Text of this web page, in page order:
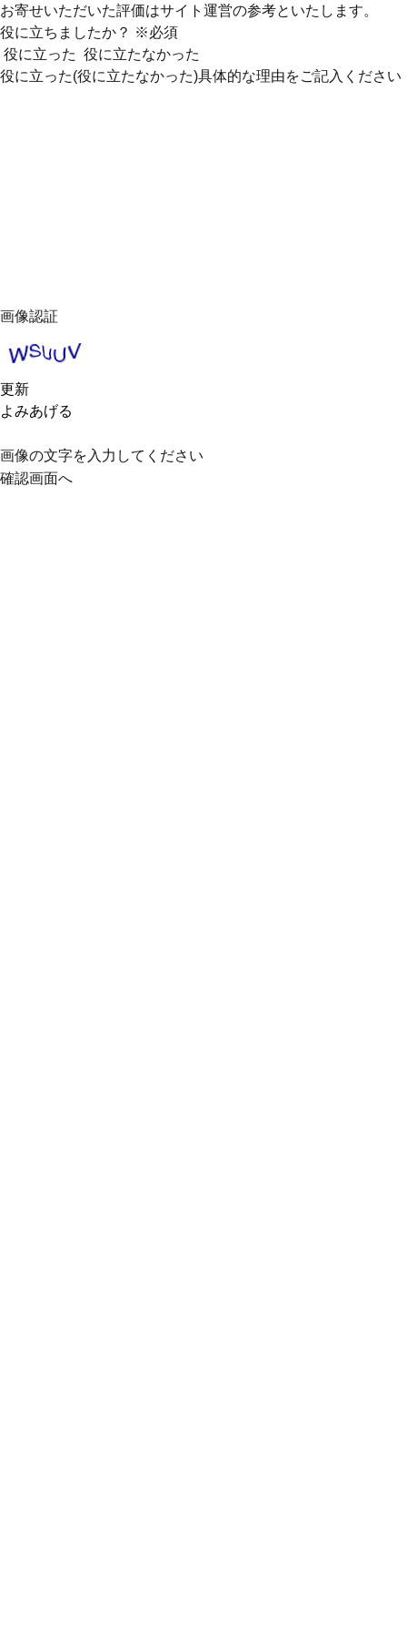
お寄せいただいた評価はサイト運営の参考といたします。
役に立ちましたか？ ※必須
役に立った 役に立たなかった
役に立った(役に立たなかった)具体的な理由をご記入ください
画像認証
更新
よみあげる
画像の文字を入力してください